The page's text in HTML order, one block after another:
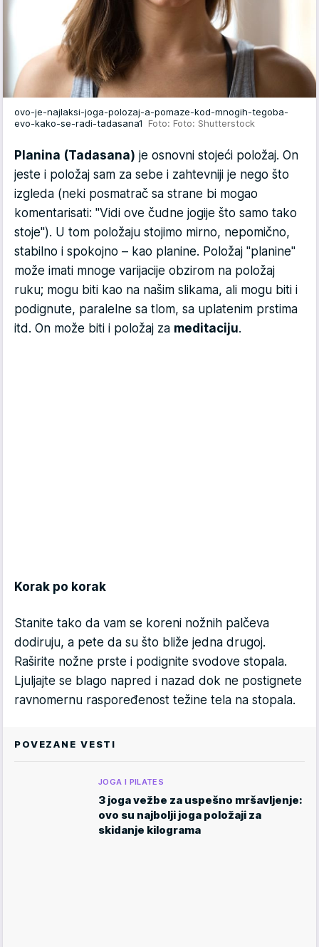
ovo-je-najlaksi-joga-polozaj-a-pomaze-kod-mnogih-tegoba-
evo-kako-se-radi-tadasana1 Foto: Foto: Shutterstock
Planina (Tadasana) je osnovni stojeći položaj. On
jeste i položaj sam za sebe i zahtevniji je nego što
izgleda (neki posmatrač sa strane bi mogao
komentarisati: "Vidi ove čudne jogije što samo tako
stoje"). U tom položaju stojimo mirno, nepomično,
stabilno i spokojno – kao planine. Položaj "planine"
može imati mnoge varijacije obzirom na položaj
ruku; mogu biti kao na našim slikama, ali mogu biti i
podignute, paralelne sa tlom, sa uplatenim prstima
itd. On može biti i položaj za meditaciju.
Korak po korak
Stanite tako da vam se koreni nožnih palčeva
dodiruju, a pete da su što bliže jedna drugoj.
Raširite nožne prste i podignite svodove stopala.
Ljuljajte se blago napred i nazad dok ne postignete
ravnomernu raspoređenost težine tela na stopala.
POVEZANE VESTI
JOGA I PILATES
3 joga vežbe za uspešno mršavljenje:
ovo su najbolji joga položaji za
skidanje kilograma